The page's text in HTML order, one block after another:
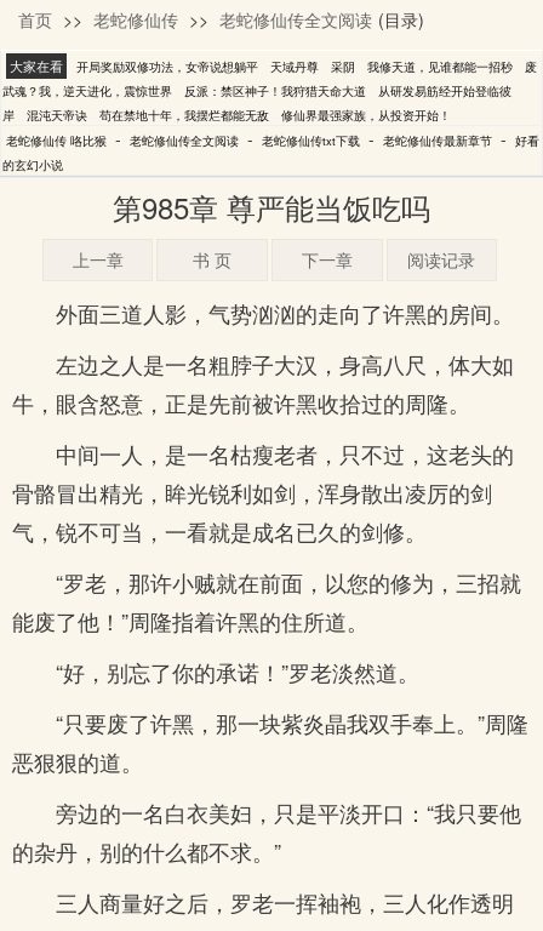
咯比猴
首页 >> 老蛇修仙传 >> 老蛇修仙传全文阅读 (目录)
大家在看 开局奖励双修功法，女帝说想躺平 天域丹尊 采阴 我修天道，见谁都能一招秒
废
武魂？我，逆天进化，震惊世界
反派：禁区神子！我狩猎天命大道
从研发易筋经开始登临彼
岸
混沌天帝诀 苟在禁地十年，我摆烂都能无敌
修仙界最强家族，从投资开始！
老蛇修仙传 咯比猴 - 老蛇修仙传全文阅读 - 老蛇修仙传txt下载 - 老蛇修仙传最新章节 - 好看
的玄幻小说
第985章 尊严能当饭吃吗
上一章 书 页 下一章 阅读记录
外面三道人影，气势汹汹的走向了许黑的房间。
左边之人是一名粗脖子大汉，身高八尺，体大如
牛，眼含怒意，正是先前被许黑收拾过的周隆。
中间一人，是一名枯瘦老者，只不过，这老头的
骨骼冒出精光，眸光锐利如剑，浑身散出凌厉的剑
气，锐不可当，一看就是成名已久的剑修。
“罗老，那许小贼就在前面，以您的修为，三招就
能废了他！”周隆指着许黑的住所道。
“好，别忘了你的承诺！”罗老淡然道。
“只要废了许黑，那一块紫炎晶我双手奉上。”周隆
恶狠狠的道。
旁边的一名白衣美妇，只是平淡开口：“我只要他
的杂丹，别的什么都不求。”
三人商量好之后，罗老一挥袖袍，三人化作透明